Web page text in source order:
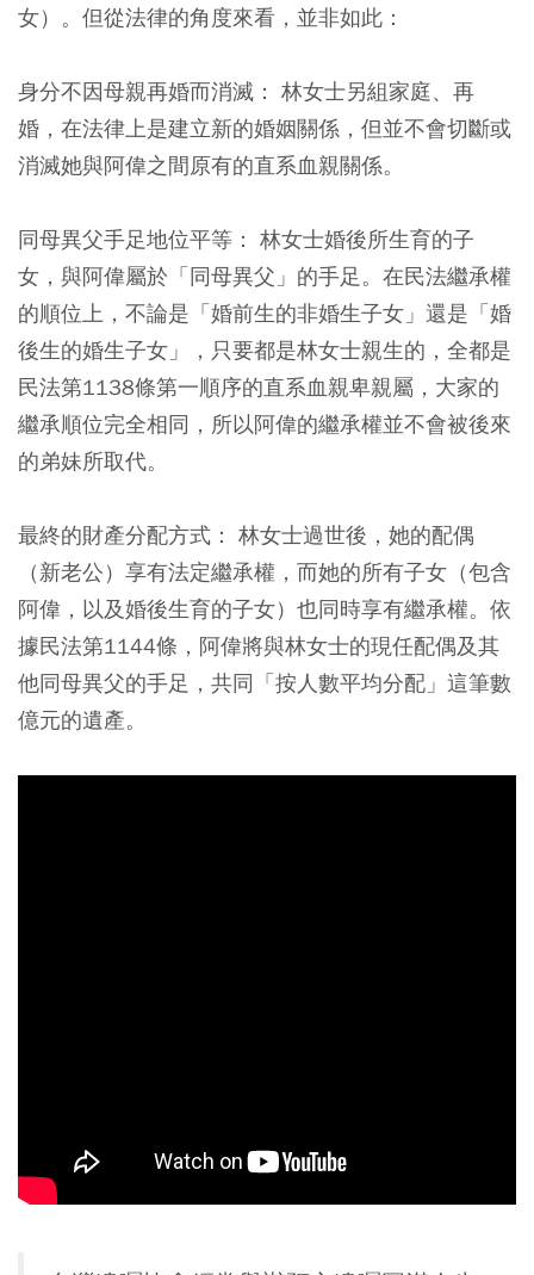
女）。但從法律的角度來看，並非如此：
身分不因母親再婚而消滅： 林女士另組家庭、再
婚，在法律上是建立新的婚姻關係，但並不會切斷或
消滅她與阿偉之間原有的直系血親關係。
同母異父手足地位平等： 林女士婚後所生育的子
女，與阿偉屬於「同母異父」的手足。在民法繼承權
的順位上，不論是「婚前生的非婚生子女」還是「婚
後生的婚生子女」，只要都是林女士親生的，全都是
民法第1138條第一順序的直系血親卑親屬，大家的
繼承順位完全相同，所以阿偉的繼承權並不會被後來
的弟妹所取代。
最終的財產分配方式： 林女士過世後，她的配偶
（新老公）享有法定繼承權，而她的所有子女（包含
阿偉，以及婚後生育的子女）也同時享有繼承權。依
據民法第1144條，阿偉將與林女士的現任配偶及其
他同母異父的手足，共同「按人數平均分配」這筆數
億元的遺產。